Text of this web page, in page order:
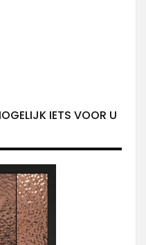
IETS VOOR U